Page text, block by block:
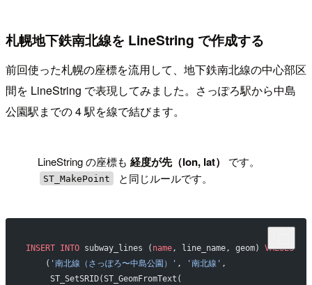
札幌地下鉄南北線を LineString で作成する
前回使った札幌の座標を流用して、地下鉄南北線の中心部区
間を LineString で表現してみました。さっぽろ駅から中島
公園駅までの 4 駅を線で結びます。
LineString の座標も経度が先（lon, lat） です。
ST_MakePoint と同じルールです。
INSERT INTO subway_lines ( name, line_name, geom) VALUES
    (
'南北線（さっぽろ〜中島公園）' , '南北線' ,
     ST_SetSRID(ST_GeomFromText(